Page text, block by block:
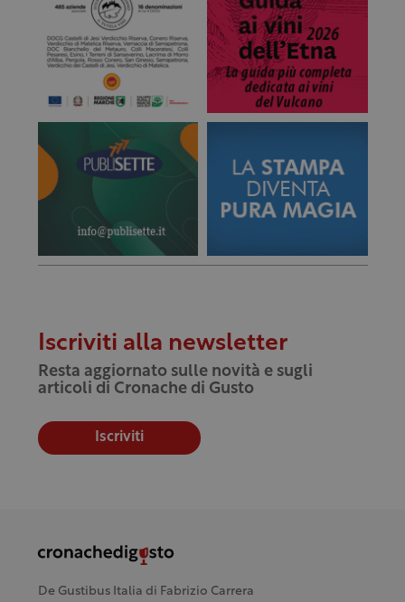
Iscriviti alla newsletter
Resta aggiornato sulle novità e sugli
articoli di Cronache di Gusto
Iscriviti
De Gustibus Italia di Fabrizio Carrera